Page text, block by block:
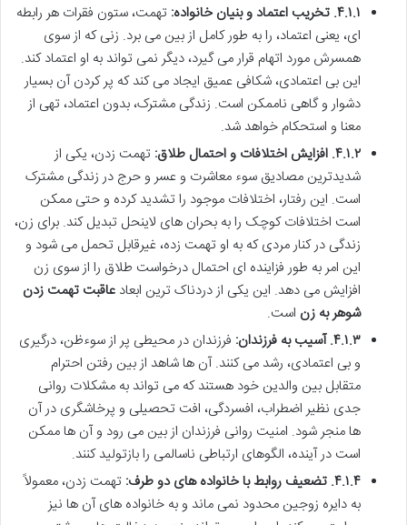
۴.۱.۱. تخریب اعتماد و بنیان خانواده:
تهمت، ستون فقرات هر رابطه
ای، یعنی اعتماد، را به طور کامل از بین می برد. زنی که از سوی
همسرش مورد اتهام قرار می گیرد، دیگر نمی تواند به او اعتماد کند.
این بی اعتمادی، شکافی عمیق ایجاد می کند که پر کردن آن بسیار
دشوار و گاهی ناممکن است. زندگی مشترک، بدون اعتماد، تهی از
معنا و استحکام خواهد شد.
۴.۱.۲. افزایش اختلافات و احتمال طلاق:
تهمت زدن، یکی از
شدیدترین مصادیق سوء معاشرت و عسر و حرج در زندگی مشترک
است. این رفتار، اختلافات موجود را تشدید کرده و حتی ممکن
است اختلافات کوچک را به بحران های لاینحل تبدیل کند. برای زن،
زندگی در کنار مردی که به او تهمت زده، غیرقابل تحمل می شود و
این امر به طور فزاینده ای احتمال درخواست طلاق را از سوی زن
افزایش می دهد. این یکی از دردناک ترین ابعاد عاقبت تهمت زدن
شوهر به زن است.
۴.۱.۳. آسیب به فرزندان:
فرزندان در محیطی پر از سوءظن، درگیری
و بی اعتمادی، رشد می کنند. آن ها شاهد از بین رفتن احترام
متقابل بین والدین خود هستند که می تواند به مشکلات روانی
جدی نظیر اضطراب، افسردگی، افت تحصیلی و پرخاشگری در آن
ها منجر شود. امنیت روانی فرزندان از بین می رود و آن ها ممکن
است در آینده، الگوهای ارتباطی ناسالمی را بازتولید کنند.
۴.۱.۴. تضعیف روابط با خانواده های دو طرف:
تهمت زدن، معمولاً
به دایره زوجین محدود نمی ماند و به خانواده های آن ها نیز